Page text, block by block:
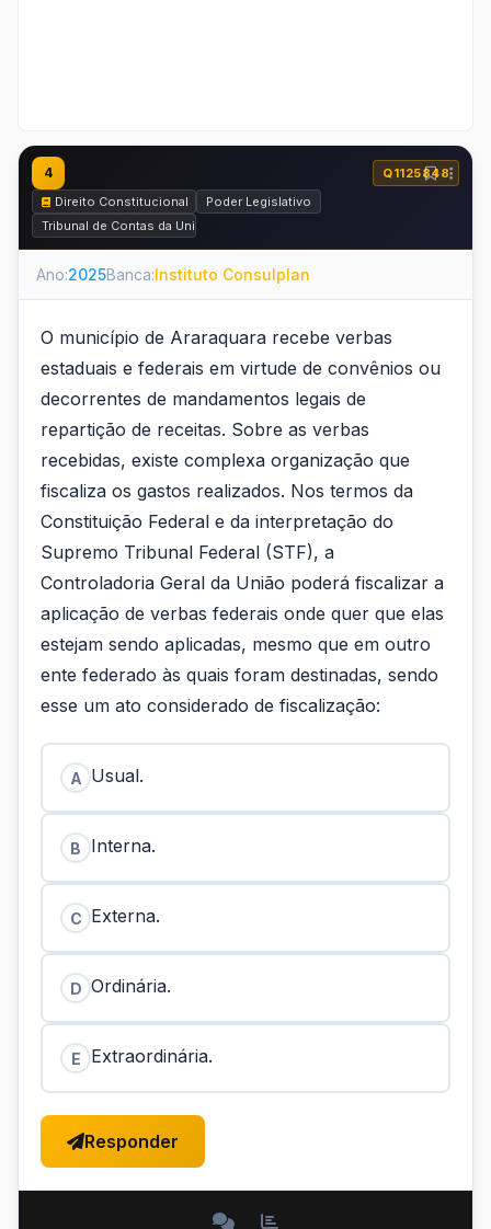
4
Q1125848
Direito Constitucional
Poder Legislativo
Tribunal de Contas da União (TCU) e Fiscalização Contábil, Financeira e
Ano:2025Banca:Instituto Consulplan
O município de Araraquara recebe verbas
estaduais e federais em virtude de convênios ou
decorrentes de mandamentos legais de
repartição de receitas. Sobre as verbas
recebidas, existe complexa organização que
fiscaliza os gastos realizados. Nos termos da
Constituição Federal e da interpretação do
Supremo Tribunal Federal (STF), a
Controladoria Geral da União poderá fiscalizar a
aplicação de verbas federais onde quer que elas
estejam sendo aplicadas, mesmo que em outro
ente federado às quais foram destinadas, sendo
esse um ato considerado de fiscalização:
A Usual.
B Interna.
C Externa.
D Ordinária.
E Extraordinária.
Responder